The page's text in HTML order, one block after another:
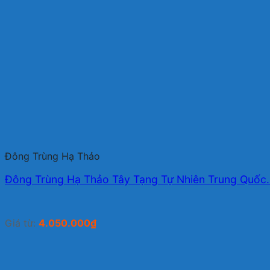
Đông Trùng Hạ Thảo
Đông Trùng Hạ Thảo Tây Tạng Tự Nhiên Trung
Giá từ: 4.050.000₫